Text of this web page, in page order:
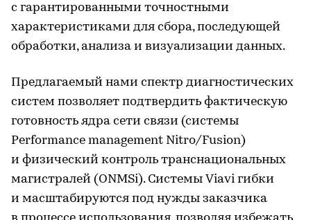
с гарантированными точностными
характеристиками для сбора, последующей
обработки, анализа и визуализации данных.
Предлагаемый нами спектр диагностических
систем позволяет подтвердить фактическую
готовность ядра сети связи (системы
Performance management Nitro/Fusion)
и физический контроль транснациональных
магистралей (ONMSi). Системы Viavi гибки
и масштабируются под нужды заказчика